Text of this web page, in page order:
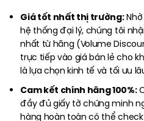
Giá tốt nhất thị trường:Nhờ
hệ thống đại lý, chúng tôi
nhất từ hãng (Volume
trực tiếp vào giá bán lẻ cho
là lựa chọn kinh tế và tối ưu
Cam kết chính hãng 100%:
đầy đủ giấy tờ chứng minh
hàng hoàn toàn có thể